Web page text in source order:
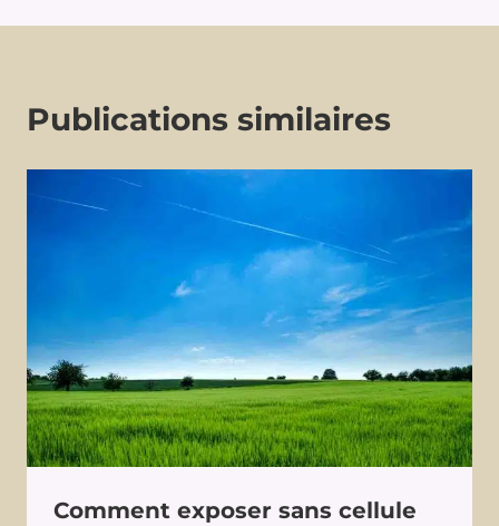
Publications similaires
Comment exposer sans cellule